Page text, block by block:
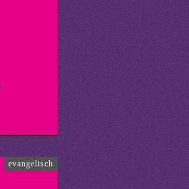
evangelisch